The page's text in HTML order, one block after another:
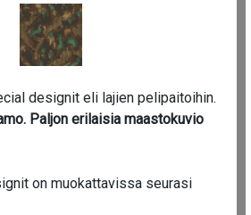
designit eli lajien pelipaitoihin.
Paljon erilaisia maastokuvio
on muokattavissa seurasi